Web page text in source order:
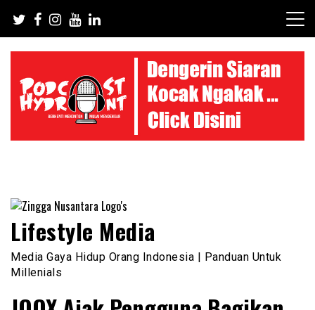
content
Lifestyle Media
Media Gaya Hidup Orang Indonesia | Panduan Untuk
Millenials